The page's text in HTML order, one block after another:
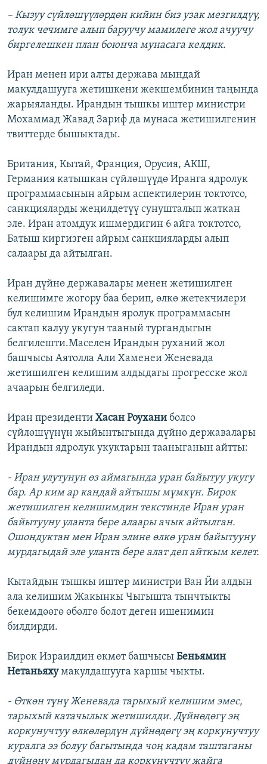
– Кызуу сүйлөшүүлөрдөн кийин биз узак мезгилдүү,
толук чечимге алып баруучу мамилеге жол ачуучу
биргелешкен план боюнча мунасага келдик.
Иран менен ири алты держава мындай
макулдашууга жетишкени жекшембинин таңында
жарыяланды. Ирандын тышкы иштер министри
Мохаммад Жавад Зариф да мунаса жетишилгенин
твиттерде бышыктады.
Британия, Кытай, Франция, Орусия, АКШ,
Германия катышкан сүйлөшүүдө Иранга ядролук
программасынын айрым аспектилерин токтотсо,
санкцияларды жеңилдетүү сунушталып жаткан
эле. Иран атомдук ишмердигин 6 айга токтотсо,
Батыш киргизген айрым санкцияларды алып
салаары да айтылган.
Иран дүйнө державалары менен жетишилген
келишимге жогору баа берип, өлкө жетекчилери
бул келишим Ирандын яролук программасын
сактап калуу укугун тааный тургандыгын
белгилешти.Маселен Ирандын руханий жол
башчысы Аятолла Али Хаменеи Женевада
жетишилген келишим алдыдагы прогресске жол
ачаарын белгиледи.
Иран президенти Хасан Роухани болсо
сүйлөшүүнүн жыйынтыгында дүйнө державалары
Ирандын ядролук укуктарын тааныганын айтты:
- Иран улутунун өз аймагында уран байытуу укугу
бар. Ар ким ар кандай айтышы мүмкүн. Бирок
жетишилген келишимдин текстинде Иран уран
байытууну уланта бере алаары ачык айтылган.
Ошондуктан мен Иран элине өлкө уран байытууну
мурдагыдай эле уланта бере алат деп айткым келет.
Кытайдын тышкы иштер министри Ван Йи алдын
ала келишим Жакынкы Чыгышта тынчтыкты
бекемдөөгө өбөлгө болот деген ишенимин
билдирди.
Бирок Израилдин өкмөт башчысы Беньямин
Нетаньяхумакулдашууга каршы чыкты.
- Өткөн түнү Женевада тарыхый келишим эмес,
тарыхый катачылык жетишилди. Дүйнөдөгү эң
коркунучтуу өлкөлөрдүн дүйнөдөгү эң коркунучтуу
куралга ээ болуу багытында чоң кадам таштаганы
дүйнөнү мурдагыдан да коркунучтуу жайга